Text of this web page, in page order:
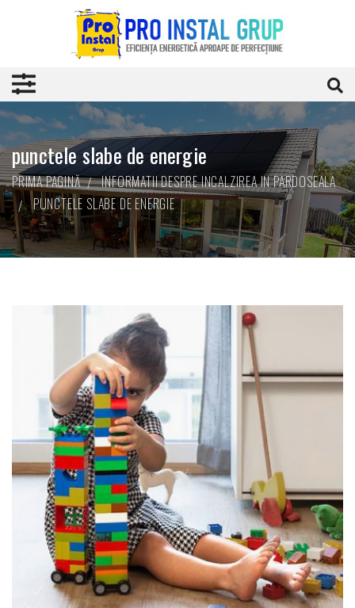
punctele slabe de energie
PRIMA PAGINĂ
INFORMATII DESPRE INCALZIREA IN PARDOSEALA
PUNCTELE SLABE DE ENERGIE